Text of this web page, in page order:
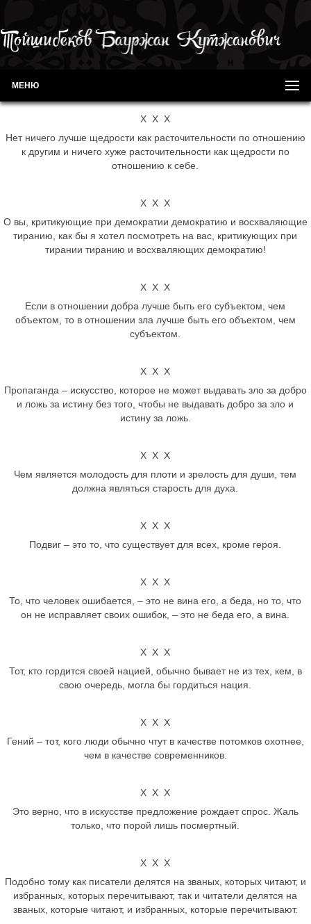
МЕНЮ
Х Х Х
Нет ничего лучше щедрости как расточительности по отношению
к другим и ничего хуже расточительности как щедрости по
отношению к себе.
Х Х Х
О вы, критикующие при демократии демократию и восхваляющие
тиранию, как бы я хотел посмотреть на вас, критикующих при
тирании тиранию и восхваляющих демократию!
Х Х Х
Если в отношении добра лучше быть его субъектом, чем
объектом, то в отношении зла лучше быть его объектом, чем
субъектом.
Х Х Х
Пропаганда – искусство, которое не может выдавать зло за добро
и ложь за истину без того, чтобы не выдавать добро за зло и
истину за ложь.
Х Х Х
Чем является молодость для плоти и зрелость для души, тем
должна являться старость для духа.
Х Х Х
Подвиг – это то, что существует для всех, кроме героя.
Х Х Х
То, что человек ошибается, – это не вина его, а беда, но то, что
он не исправляет своих ошибок, – это не беда его, а вина.
Х Х Х
Тот, кто гордится своей нацией, обычно бывает не из тех, кем, в
свою очередь, могла бы гордиться нация.
Х Х Х
Гений – тот, кого люди обычно чтут в качестве потомков охотнее,
чем в качестве современников.
Х Х Х
Это верно, что в искусстве предложение рождает спрос. Жаль
только, что порой лишь посмертный.
Х Х Х
Подобно тому как писатели делятся на званых, которых читают, и
избранных, которых перечитывают, так и читатели делятся на
званых, которые читают, и избранных, которые перечитывают.